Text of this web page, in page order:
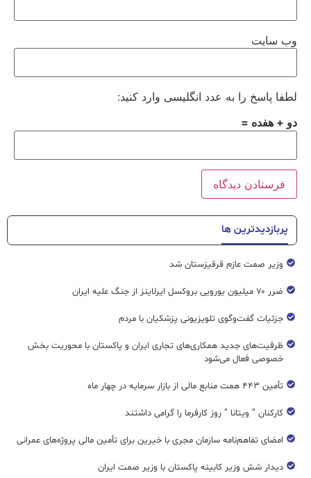
وب‌ سایت
لطفا پاسخ را به عدد انگلیسی وارد کنید:
دو + هفده =
پربازدیدترین ها
وزیر صمت عازم قرقیزستان شد
ضرر ۷۰ میلیون یورویی بروکسل ایرلاینز از جنگ علیه ایران
جزئیات گفت‌وگوی تلویزیونی پزشکیان با مردم
ظرفیت‌های جدید همکاری‌های تجاری ایران و پاکستان با محوریت بخش
خصوصی فعال می‌شود
تأمین ۴۴۳ همت منابع مالی از بازار سرمایه در چهار ماه
کارکنان ” ویتانا ” روز کارفرما را گرامی داشتند
امضای تفاهم‌نامه سازمان مجری با خیرین برای تأمین مالی پروژه‌های عمرانی
دیدار شش وزیر کابینه پاکستان با وزير صمت ایران